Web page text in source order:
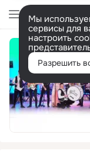
Мы
сервисы для
настроить
Разрешить